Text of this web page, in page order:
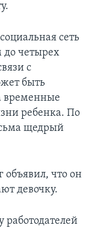
сеть
до четырех
с
быть
временные
ребенка. По
щедрый
что он
девочку.
работодателей